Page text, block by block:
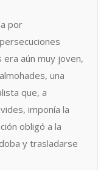
por
era aún muy joven,
una
que, a
imponía la
obligó a la
y trasladarse